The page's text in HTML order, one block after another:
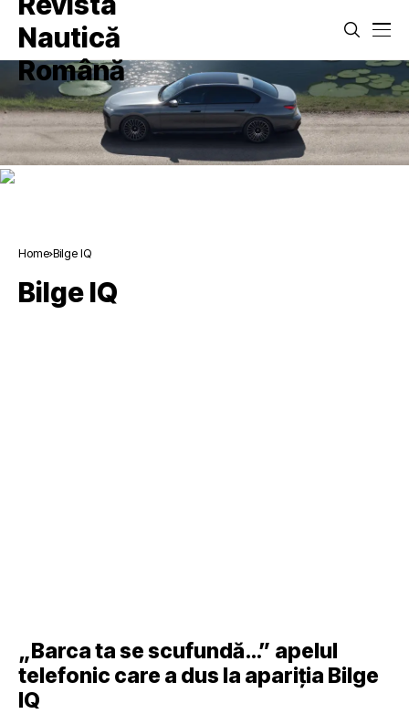
Home Bilge IQ
Bilge IQ
„Barca ta se scufundă…” apelul
telefonic care a dus la apariția Bilge
IQ